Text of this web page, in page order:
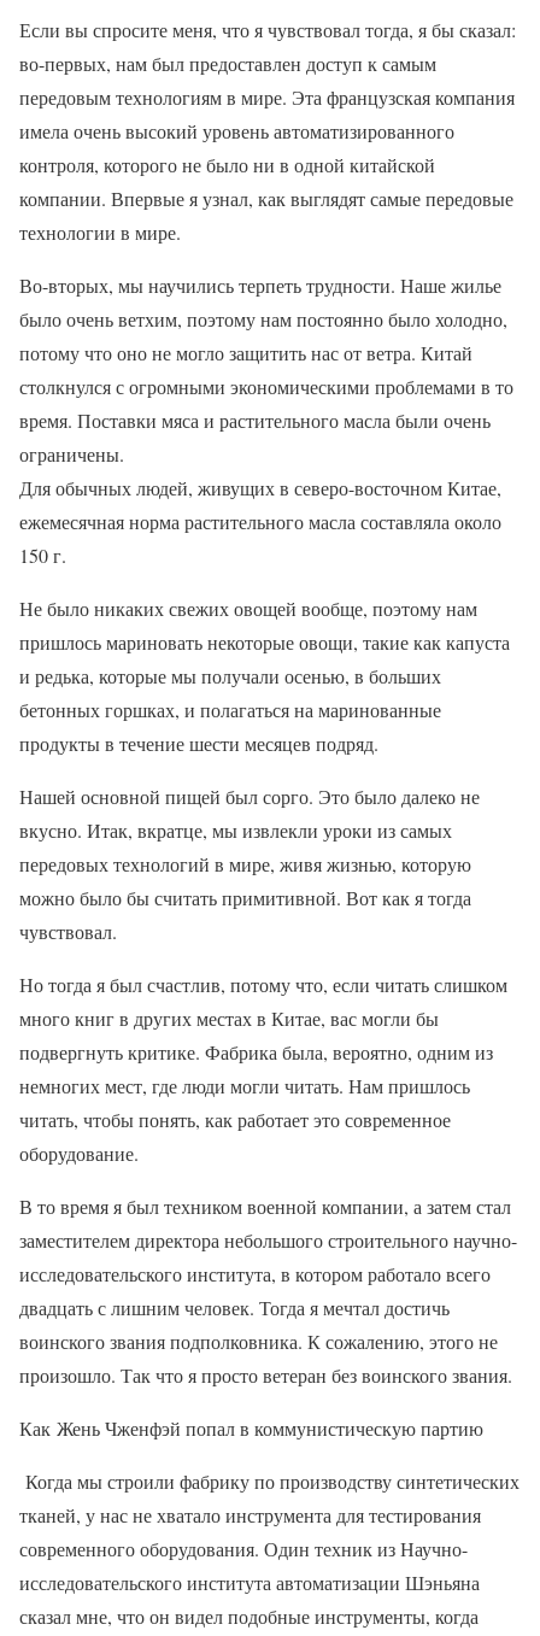
Если вы спросите меня, что я чувствовал тогда, я бы сказал:
во-первых, нам был предоставлен доступ к самым
передовым технологиям в мире. Эта французская компания
имела очень высокий уровень автоматизированного
контроля, которого не было ни в одной китайской
компании. Впервые я узнал, как выглядят самые передовые
технологии в мире.
Во-вторых, мы научились терпеть трудности. Наше жилье
было очень ветхим, поэтому нам постоянно было холодно,
потому что оно не могло защитить нас от ветра. Китай
столкнулся с огромными экономическими проблемами в то
время. Поставки мяса и растительного масла были очень
ограничены.
Для обычных людей, живущих в северо-восточном Китае,
ежемесячная норма растительного масла составляла около
150 г.
Не было никаких свежих овощей вообще, поэтому нам
пришлось мариновать некоторые овощи, такие как капуста
и редька, которые мы получали осенью, в больших
бетонных горшках, и полагаться на маринованные
продукты в течение шести месяцев подряд.
Нашей основной пищей был сорго. Это было далеко не
вкусно. Итак, вкратце, мы извлекли уроки из самых
передовых технологий в мире, живя жизнью, которую
можно было бы считать примитивной. Вот как я тогда
чувствовал.
Но тогда я был счастлив, потому что, если читать слишком
много книг в других местах в Китае, вас могли бы
подвергнуть критике. Фабрика была, вероятно, одним из
немногих мест, где люди могли читать. Нам пришлось
читать, чтобы понять, как работает это современное
оборудование.
В то время я был техником военной компании, а затем стал
заместителем директора небольшого строительного научно-
исследовательского института, в котором работало всего
двадцать с лишним человек. Тогда я мечтал достичь
воинского звания подполковника. К сожалению, этого не
произошло. Так что я просто ветеран без воинского звания.
Как Жень Чженфэй попал в коммунистическую партию
Когда мы строили фабрику по производству синтетических
тканей, у нас не хватало инструмента для тестирования
современного оборудования. Один техник из Научно-
исследовательского института автоматизации Шэньяна
сказал мне, что он видел подобные инструменты, когда